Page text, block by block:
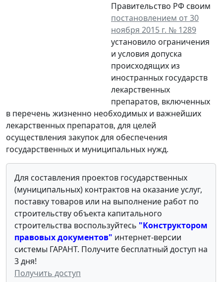
Правительство РФ своим
постановлением от 30
ноября 2015 г. № 1289
установило ограничения
и условия допуска
происходящих из
иностранных государств
лекарственных
препаратов, включенных
в перечень жизненно необходимых и важнейших
лекарственных препаратов, для целей
осуществления закупок для обеспечения
государственных и муниципальных нужд.
Для составления проектов государственных
(муниципальных) контрактов на оказание услуг,
поставку товаров или на выполнение работ по
строительству объекта капитального
строительства воспользуйтесь "Конструктором
правовых документов" интернет-версии
системы ГАРАНТ. Получите бесплатный доступ на
3 дня!
Получить доступ